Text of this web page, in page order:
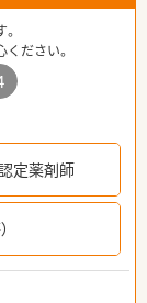
ださい。
定薬剤師